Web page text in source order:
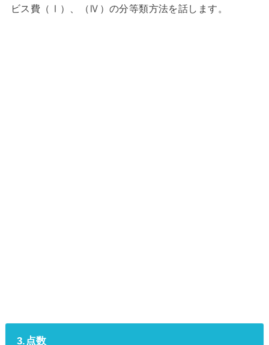
ビス費（Ⅰ）、（Ⅳ）の分等類方法を話します。
3.点数